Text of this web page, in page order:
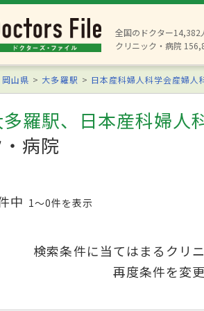
全国のドクター14,382
クリニック・病院
岡山県 大多羅駅 日本産科婦人科学会産婦人
多羅駅、日本産科婦人
・病院
中 1〜0件を表示
検索条件に当てはまるクリ
再度条件を変